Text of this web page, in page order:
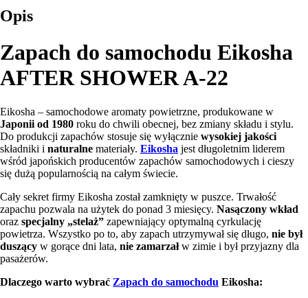
Opis
Zapach do samochodu Eikosha
AFTER SHOWER A-22
Eikosha – samochodowe aromaty powietrzne, produkowane w
Japonii od 1980 roku do chwili obecnej, bez zmiany składu i stylu.
Do produkcji zapachów stosuje się wyłącznie wysokiej jakości
składniki i naturalne materiały. Eikosha jest długoletnim liderem
wśród japońskich producentów zapachów samochodowych i cieszy
się dużą popularnością na całym świecie.
Cały sekret firmy Eikosha został zamknięty w puszce. Trwałość
zapachu pozwala na użytek do ponad 3 miesięcy. Nasączony wkład
oraz specjalny „stelaż” zapewniający optymalną cyrkulację
powietrza. Wszystko po to, aby zapach utrzymywał się długo, nie był
duszący w gorące dni lata, nie zamarzałw zimie i był przyjazny dla
pasażerów.
Dlaczego warto wybrać Zapach do samochodu Eikosha: